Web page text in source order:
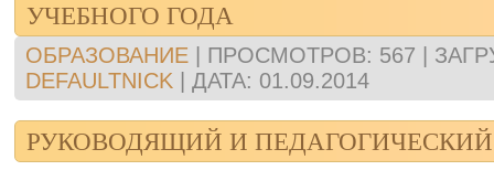
УЧЕБНОГО ГОДА
ОБРАЗОВАНИЕ ПРОСМОТРОВ: 567
DEFAULTNICK
ДАТА: 01.09.2014
РУКОВОДЯЩИЙ И